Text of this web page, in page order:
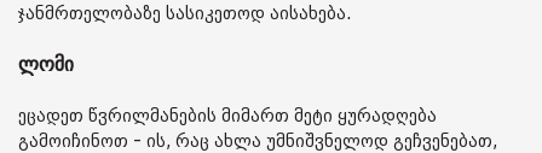
ჯანმრთელობაზე სასიკეთოდ აისახება.
ლომი
ეცადეთ წვრილმანების მიმართ მეტი ყურადღება
გამოიჩინოთ - ის, რაც ახლა უმნიშვნელოდ გეჩვენებათ,